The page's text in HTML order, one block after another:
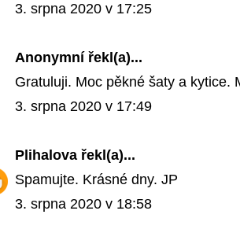
3. srpna 2020 v 17:25
Anonymní řekl(a)...
Gratuluji. Moc pěkné šaty a kytice.
3. srpna 2020 v 17:49
Plihalova řekl(a)...
Spamujte. Krásné dny. JP
3. srpna 2020 v 18:58